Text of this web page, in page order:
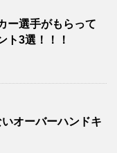
ー選手がもらって
ト3選！！！
オーバーハンドキ